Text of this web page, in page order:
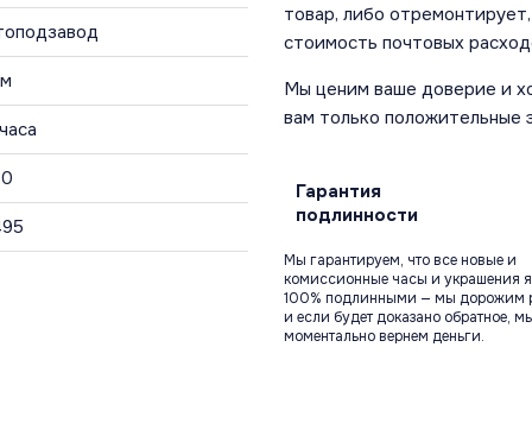
товар, либо
стоимость почтовых
Мы ценим ваше доверие и
вам только положительные
Гарантия
подлинности
Мы гарантируем, что все новые и
комиссионные часы и украшения
100% подлинными — мы дорожим
и если будет доказано обратное,
моментально вернем деньги.